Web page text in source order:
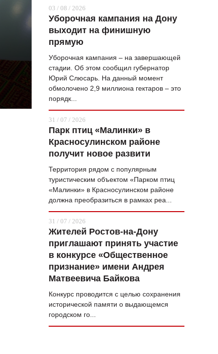
КУЛЬТ ЕДЫ
ЖУРНАЛ
03 / 08 / 2026
Уборочная кампания на Дону
выходит на финишную
прямую
Уборочная кампания – на завершающей
стадии. Об этом сообщил губернатор
Юрий Слюсарь. На данный момент
обмолочено 2,9 миллиона гектаров – это
порядк...
31 / 07 / 2026
Парк птиц «Малинки» в
Красносулинском районе
получит новое развити
Территория рядом с популярным
туристическим объектом «Парком птиц
«Малинки» в Красносулинском районе
должна преобразиться в рамках реа...
31 / 07 / 2026
Жителей Ростов-на-Дону
приглашают принять участие
в конкурсе «Общественное
признание» имени Андрея
Матвеевича Байкова
Конкурс проводится с целью сохранения
исторической памяти о выдающемся
городском го...